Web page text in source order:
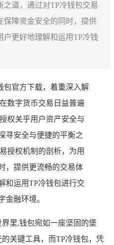
之道，通过对TP冷钱包交易
保障资金安全的同时，提供
户更好地理解和运用TP冷钱
包官方下载，着重深入解
数字货币交易日益普遍
权关乎用户资产安全与
寻安全与便捷的平衡之
授权机制的剖析，为用
，提供更流畅的交易体
和运用TP冷钱包进行交
金融环境。
里,钱包宛如一座坚固的堡
的关键工具，而TP冷钱包，凭